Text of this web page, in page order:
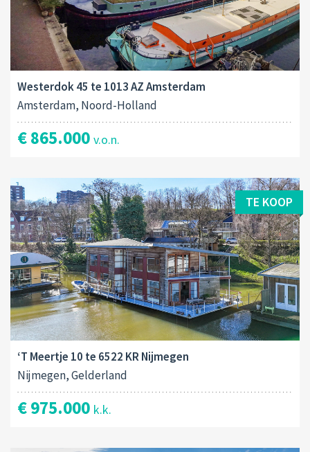
Westerdok 45 te 1013 AZ Amsterdam
Amsterdam, Noord-Holland
€ 865.000 v.o.n.
TE KOOP
‘T Meertje 10 te 6522 KR Nijmegen
Nijmegen, Gelderland
€ 975.000 k.k.